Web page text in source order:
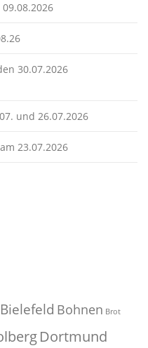
30.07.2026
und 26.07.2026
23.07.2026
Bielefeld Bohnen Brot
Dortmund